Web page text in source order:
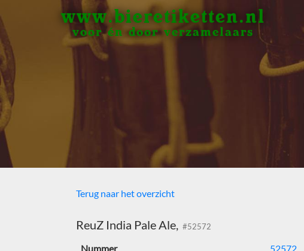
www.bieretiketten.nl
voor én door verzamelaars
Terug naar het overzicht
ReuZ India Pale Ale, #52572
Nummer 52572